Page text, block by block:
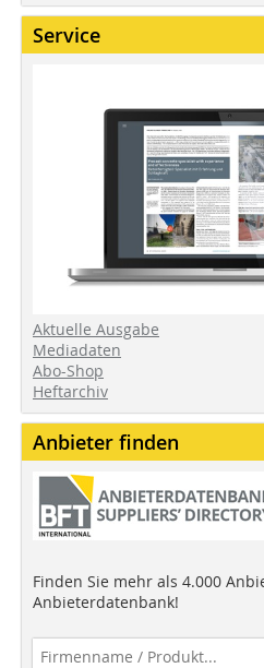
Service
Aktuelle Ausgabe
Mediadaten
Abo-Shop
Heftarchiv
Anbieter finden
Finden Sie mehr als 4.000
Anbieterdatenbank!